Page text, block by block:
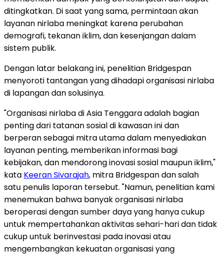
ditingkatkan. Di saat yang sama, permintaan akan
layanan nirlaba meningkat karena perubahan
demografi, tekanan iklim, dan kesenjangan dalam
sistem publik.
Dengan latar belakang ini, penelitian Bridgespan
menyoroti tantangan yang dihadapi organisasi nirlaba
di lapangan dan solusinya.
"Organisasi nirlaba di Asia Tenggara adalah bagian
penting dari tatanan sosial di kawasan ini dan
berperan sebagai mitra utama dalam menyediakan
layanan penting, memberikan informasi bagi
kebijakan, dan mendorong inovasi sosial maupun iklim,"
kata Keeran Sivarajah, mitra Bridgespan dan salah
satu penulis laporan tersebut. "Namun, penelitian kami
menemukan bahwa banyak organisasi nirlaba
beroperasi dengan sumber daya yang hanya cukup
untuk mempertahankan aktivitas sehari-hari dan tidak
cukup untuk berinvestasi pada inovasi atau
mengembangkan kekuatan organisasi yang